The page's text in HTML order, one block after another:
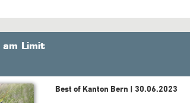
am Limit
Best of Kanton Bern | 30.06.2023